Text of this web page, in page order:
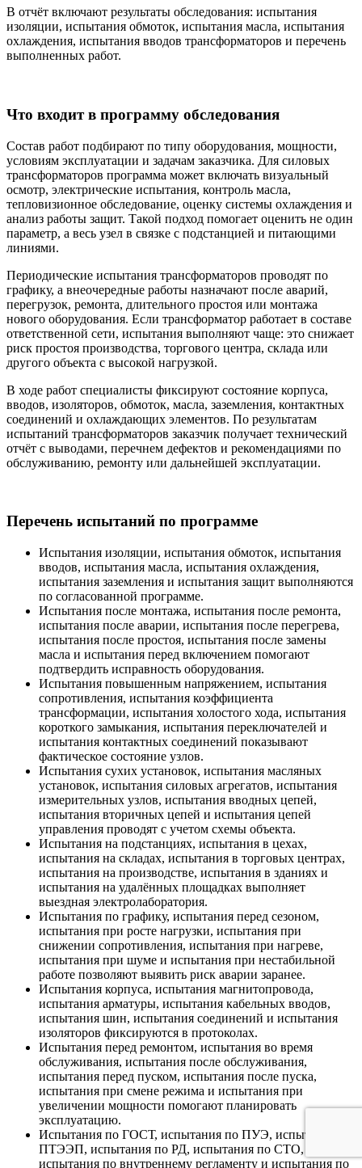
В отчёт включают результаты обследования: испытания
изоляции, испытания обмоток, испытания масла, испытания
охлаждения, испытания вводов трансформаторов и перечень
выполненных работ.
Что входит в программу обследования
Состав работ подбирают по типу оборудования, мощности,
условиям эксплуатации и задачам заказчика. Для силовых
трансформаторов программа может включать визуальный
осмотр, электрические испытания, контроль масла,
тепловизионное обследование, оценку системы охлаждения и
анализ работы защит. Такой подход помогает оценить не один
параметр, а весь узел в связке с подстанцией и питающими
линиями.
Периодические испытания трансформаторов проводят по
графику, а внеочередные работы назначают после аварий,
перегрузок, ремонта, длительного простоя или монтажа
нового оборудования. Если трансформатор работает в составе
ответственной сети, испытания выполняют чаще: это снижает
риск простоя производства, торгового центра, склада или
другого объекта с высокой нагрузкой.
В ходе работ специалисты фиксируют состояние корпуса,
вводов, изоляторов, обмоток, масла, заземления, контактных
соединений и охлаждающих элементов. По результатам
испытаний трансформаторов заказчик получает технический
отчёт с выводами, перечнем дефектов и рекомендациями по
обслуживанию, ремонту или дальнейшей эксплуатации.
Перечень испытаний по программе
Испытания изоляции, испытания обмоток, испытания
вводов, испытания масла, испытания охлаждения,
испытания заземления и испытания защит выполняются
по согласованной программе.
Испытания после монтажа, испытания после ремонта,
испытания после аварии, испытания после перегрева,
испытания после простоя, испытания после замены
масла и испытания перед включением помогают
подтвердить исправность оборудования.
Испытания повышенным напряжением, испытания
сопротивления, испытания коэффициента
трансформации, испытания холостого хода, испытания
короткого замыкания, испытания переключателей и
испытания контактных соединений показывают
фактическое состояние узлов.
Испытания сухих установок, испытания масляных
установок, испытания силовых агрегатов, испытания
измерительных узлов, испытания вводных цепей,
испытания вторичных цепей и испытания цепей
управления проводят с учетом схемы объекта.
Испытания на подстанциях, испытания в цехах,
испытания на складах, испытания в торговых центрах,
испытания на производстве, испытания в зданиях и
испытания на удалённых площадках выполняет
выездная электролаборатория.
Испытания по графику, испытания перед сезоном,
испытания при росте нагрузки, испытания при
снижении сопротивления, испытания при нагреве,
испытания при шуме и испытания при нестабильной
работе позволяют выявить риск аварии заранее.
Испытания корпуса, испытания магнитопровода,
испытания арматуры, испытания кабельных вводов,
испытания шин, испытания соединений и испытания
изоляторов фиксируются в протоколах.
Испытания перед ремонтом, испытания во время
обслуживания, испытания после обслуживания,
испытания перед пуском, испытания после пуска,
испытания при смене режима и испытания при
увеличении мощности помогают планировать
эксплуатацию.
Испытания по ГОСТ, испытания по ПУЭ, испытания по
ПТЭЭП, испытания по РД, испытания по СТО,
испытания по внутреннему регламенту и испытания по